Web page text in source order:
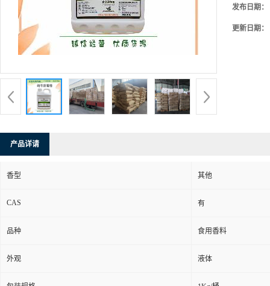
发布日期：
更新日期：
产品详请
香型 其他
CAS 有
品种 食用香料
外观 液体